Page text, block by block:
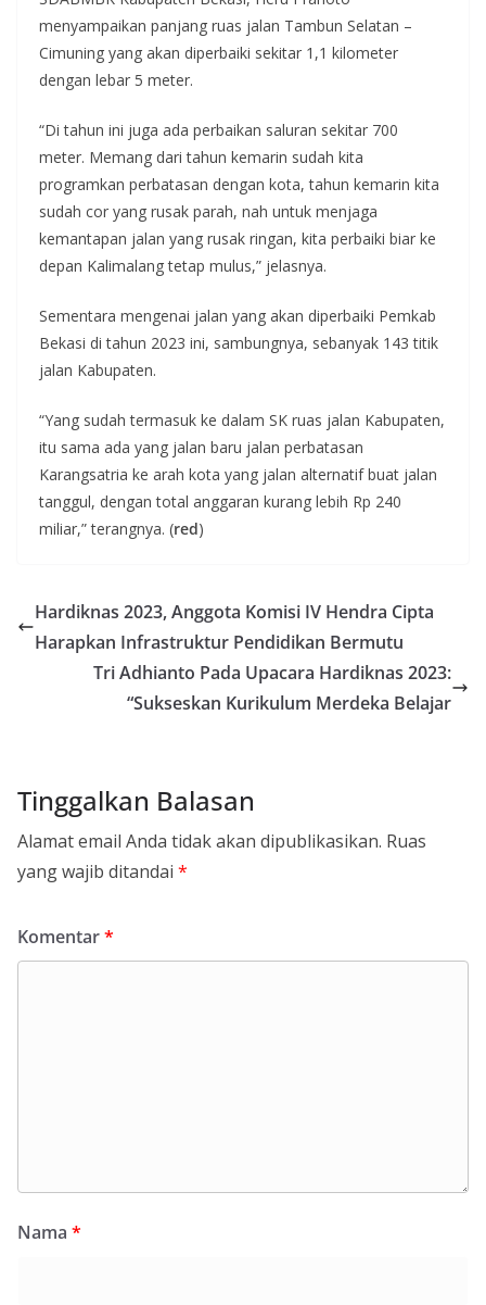
menyampaikan panjang ruas jalan Tambun Selatan –
Cimuning yang akan diperbaiki sekitar 1,1 kilometer
dengan lebar 5 meter.
“Di tahun ini juga ada perbaikan saluran sekitar 700
meter. Memang dari tahun kemarin sudah kita
programkan perbatasan dengan kota, tahun kemarin kita
sudah cor yang rusak parah, nah untuk menjaga
kemantapan jalan yang rusak ringan, kita perbaiki biar ke
depan Kalimalang tetap mulus,” jelasnya.
Sementara mengenai jalan yang akan diperbaiki Pemkab
Bekasi di tahun 2023 ini, sambungnya, sebanyak 143 titik
jalan Kabupaten.
“Yang sudah termasuk ke dalam SK ruas jalan Kabupaten,
itu sama ada yang jalan baru jalan perbatasan
Karangsatria ke arah kota yang jalan alternatif buat jalan
tanggul, dengan total anggaran kurang lebih Rp 240
miliar,” terangnya. (red)
Hardiknas 2023, Anggota Komisi IV Hendra Cipta
Harapkan Infrastruktur Pendidikan Bermutu
Tri Adhianto Pada Upacara Hardiknas 2023:
“Sukseskan Kurikulum Merdeka Belajar
Tinggalkan Balasan
Alamat email Anda tidak akan dipublikasikan. Ruas
yang wajib ditandai *
Komentar*
Nama *